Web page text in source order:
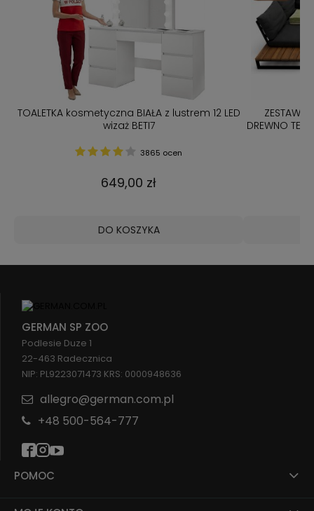
TOALETKA kosmetyczna BIAŁA z lustrem 12 LED
wizaż BETI7
3865 ocen
649,00 zł
DO KOSZYKA
ZESTAW
DREWNO
POMOC
GERMAN SP ZOO
Podlesie Duze 1
22-463 Radecznica
NIP: PL9223071473 KRS: 0000948636
allegro@german.com.pl
+48 500-564-777